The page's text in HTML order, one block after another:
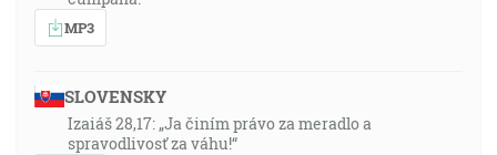
MP3
SLOVENSKY
Izaiáš 28,17: „Ja činím právo za meradlo a
spravodlivosť za váhu!“